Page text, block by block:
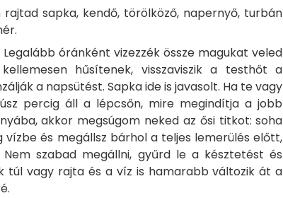
rajtad sapka, kendő, törölköző, napernyő, turbán
óránként vizezzék össze magukat veled
hűsítenek, visszaviszik a testhőt a
a napsütést. Sapka ide is javasolt. Ha te vagy
percig áll a lépcsőn, mire megindítja a jobb
akkor megsúgom neked az ősi titkot: soha
vízbe és megállsz bárhol a teljes lemerülés előtt,
szabad megállni, gyűrd le a késztetést és
túl vagy rajta és a víz is hamarabb változik át a